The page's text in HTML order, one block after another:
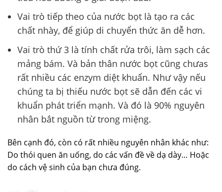
Vai trò tiếp theo của nước bọt là tạo ra các
chất nhày, để giúp di chuyển thức ăn dễ hơn.
Vai trò thứ 3 là tính chất rửa trôi, làm sạch các
mảng bám. Và bản thân nước bọt cũng chưas
rất nhiều các enzym diệt khuẩn. Như vậy nếu
chúng ta bị thiếu nước bọt sẽ dẫn đến các vi
khuẩn phát triển mạnh. Và đó là 90% nguyên
nhân bắt nguồn từ trong miệng.
Bên cạnh đó, còn có rất nhiều nguyên nhân khác như:
Do thói quen ăn uống, do các vấn đề về dạ dày… Hoặc
do cách vệ sinh của bạn chưa đúng.